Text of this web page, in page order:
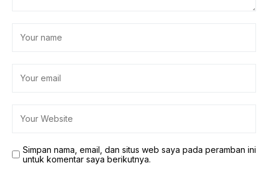
Simpan nama, email, dan situs web saya pada peramban ini
untuk komentar saya berikutnya.